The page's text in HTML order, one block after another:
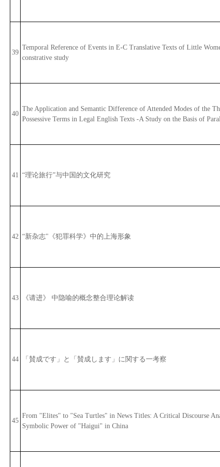
39
Temporal Reference of Events in E-C Translative Texts of Little
constrative study
40
The Application and Semantic Difference of Attended Modes of the
Possessive Terms in Legal English Texts -A Study on the Basis of
41 “理论旅行”与中国的文化研究
42 “新杂志"《犯罪科学》中的上海形象
43 《请进》 中隐喻的概念整合理论解读
44 「賛成です」と「賛成します」に関する一考察
45
From "Elites" to "Sea Turtles" in News Titles: A Critical Discourse
Symbolic Power of "Haigui" in China